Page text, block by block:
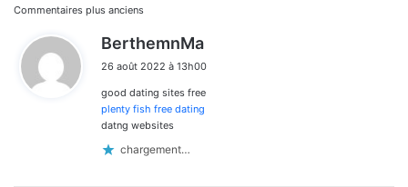
Navigation
dans
les
commentaires
Commentaires plus anciens
BerthemnMa
t
26 août 2022 à 13h00
good dating sites free
plenty fish free dating
datng websites
chargement…